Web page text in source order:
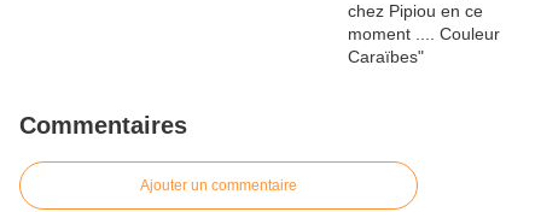
Commentaires
Ajouter un commentaire